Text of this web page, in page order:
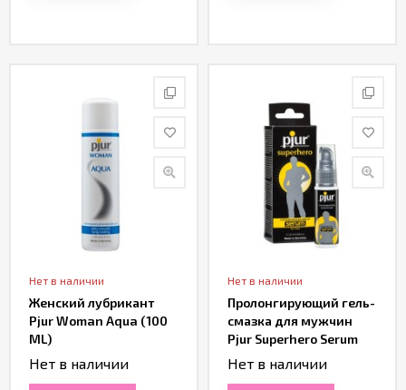
Нет в наличии
Женский лубрикант
Pjur Woman Aqua (100
ML)
Нет в наличии
Нет в наличии
Пролонгирующий гель-
смазка для мужчин
Pjur Superhero Serum
(20 ML)
Нет в наличии